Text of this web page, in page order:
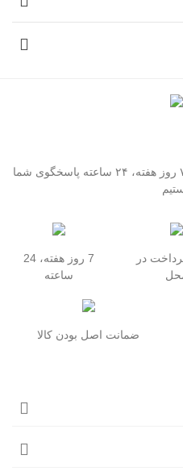
تلفن پشتیبانی | 09120511400 | ۷ روز هفته، ۲۴ ساعته پاسخگوی شما
در
7 روز هفته، 24
ساعته
ضمانت اصل بودن کالا